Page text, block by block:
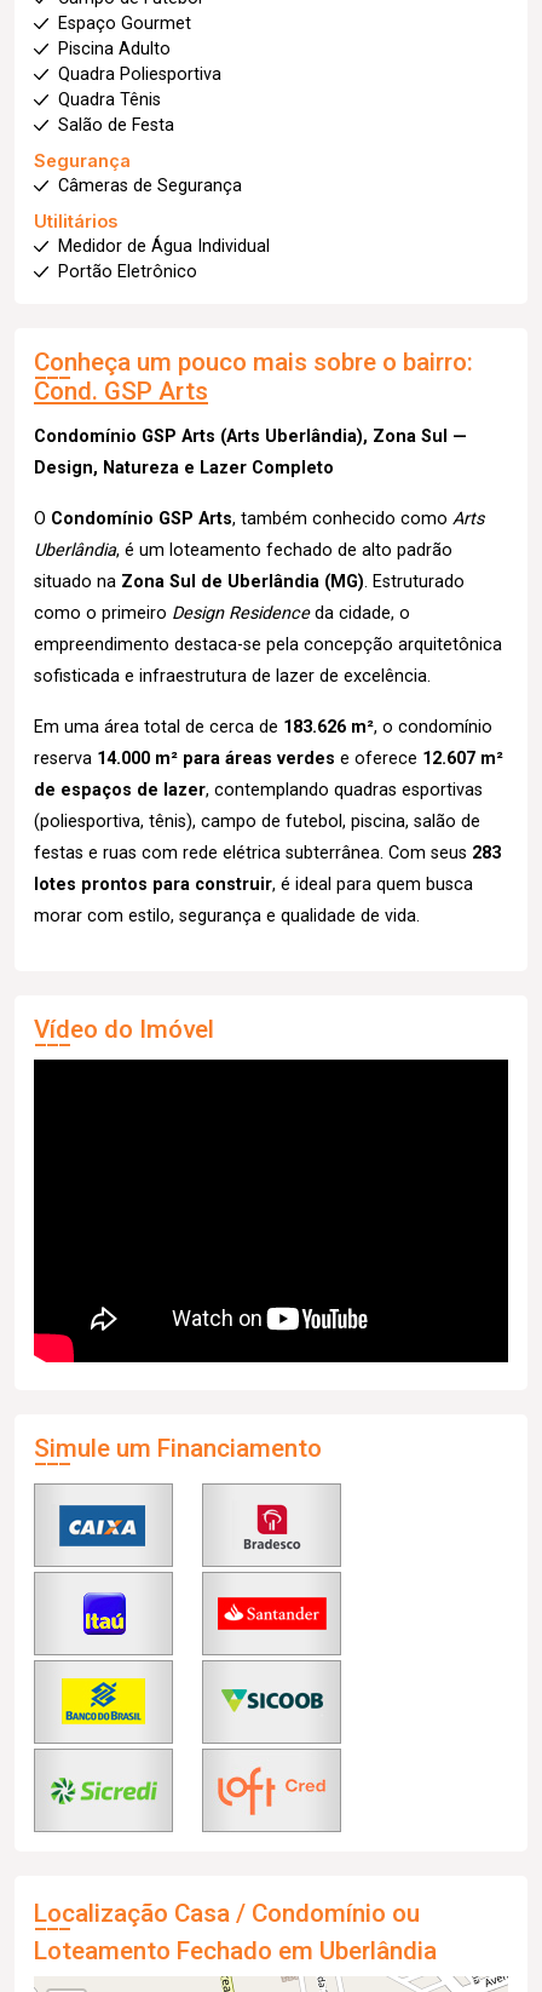
Espaço Gourmet
Piscina Adulto
Quadra Poliesportiva
Quadra Tênis
Salão de Festa
Segurança
Câmeras de Segurança
Utilitários
Medidor de Água Individual
Portão Eletrônico
Conheça um pouco mais sobre o bairro:
Cond. GSP Arts
Condomínio GSP Arts (Arts Uberlândia), Zona Sul —
Design, Natureza e Lazer Completo
O Condomínio GSP Arts, também conhecido como Arts
Uberlândia, é um loteamento fechado de alto padrão
situado na Zona Sul de Uberlândia (MG). Estruturado
como o primeiro Design Residenceda cidade, o
empreendimento destaca-se pela concepção arquitetônica
sofisticada e infraestrutura de lazer de excelência.
Em uma área total de cerca de 183.626 m², o condomínio
reserva 14.000 m² para áreas verdes e oferece 12.607 m²
de espaços de lazer, contemplando quadras esportivas
(poliesportiva, tênis), campo de futebol, piscina, salão de
festas e ruas com rede elétrica subterrânea. Com seus 283
lotes prontos para construir, é ideal para quem busca
morar com estilo, segurança e qualidade de vida.
Vídeo do Imóvel
Simule um Financiamento
Localização Casa / Condomínio ou
Loteamento Fechado em Uberlândia